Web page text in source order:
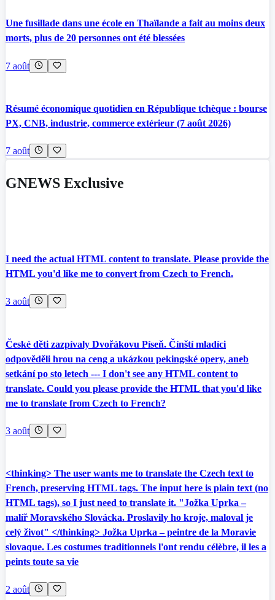
Une fusillade dans une école en Thaïlande a fait au moins deux
morts, plus de 20 personnes ont été blessées
7 août
Résumé économique quotidien en République tchèque : bourse
PX, CNB, industrie, commerce extérieur (7 août 2026)
7 août
GNEWS Exclusive
I need the actual HTML content to translate. Please provide the
HTML you'd like me to convert from Czech to French.
3 août
České děti zazpívaly Dvořákovu Píseň. Čínští mladíci
odpověděli hrou na ceng a ukázkou pekingské opery, aneb
setkání po sto letech --- I don't see any HTML content to
translate. Could you please provide the HTML that you'd like
me to translate from Czech to French?
3 août
<thinking> The user wants me to translate the Czech text to
French, preserving HTML tags. The input here is plain text (no
HTML tags), so I just need to translate it. "Jožka Uprka –
malíř Moravského Slovácka. Proslavily ho kroje, maloval je
celý život" </thinking> Jožka Uprka – peintre de la Moravie
slovaque. Les costumes traditionnels l'ont rendu célèbre, il les a
peints toute sa vie
2 août